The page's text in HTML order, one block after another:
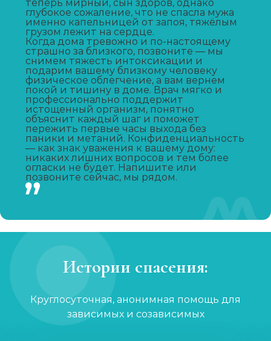
Капельница от запоя
от 2 000 ₽ Записаться
Капельница от похмелья
от 1 500 ₽
Лечение женского алкоголизма
от 4 000 ₽/сутки Записаться
Кодирование уколом
Записаться
Кодирование Двойной блок
от 6 500 ₽ Записаться
теперь мирный, сын здоров, однако
глубокое сожаление, что не спасла мужа
именно капельницей от запоя, тяжёлым
грузом лежит на сердце.
Когда дома тревожно и по-настоящему
страшно за близкого, позвоните — мы
снимем тяжесть интоксикации и
подарим вашему близкому человеку
физическое облегчение, а вам вернем
покой и тишину в доме. Врач мягко и
профессионально поддержит
истощенный организм, понятно
объяснит каждый шаг и поможет
пережить первые часы выхода без
паники и метаний. Конфиденциальность
— как знак уважения к вашему дому:
никаких лишних вопросов и тем более
огласки не будет. Напишите или
позвоните сейчас, мы рядом.
Истории спасения:
Круглосуточная, анонимная помощь для
зависимых и созависимых